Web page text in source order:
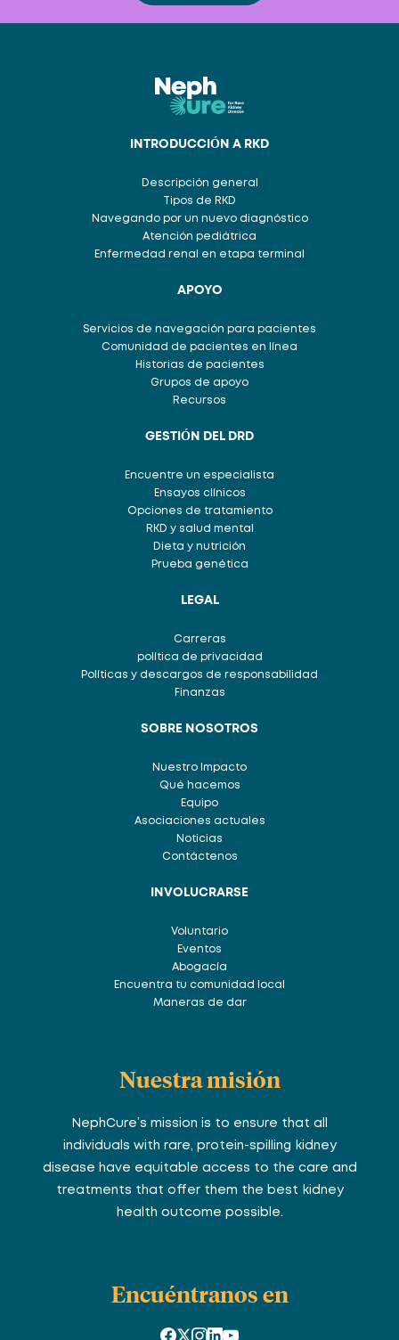
INTRODUCCIÓN A RKD
Descripción general
Tipos de RKD
Navegando por un nuevo diagnóstico
Atención pediátrica
Enfermedad renal en etapa terminal
APOYO
Servicios de navegación para pacientes
Comunidad de pacientes en línea
Historias de pacientes
Grupos de apoyo
Recursos
GESTIÓN DEL DRD
Encuentre un especialista
Ensayos clínicos
Opciones de tratamiento
RKD y salud mental
Dieta y nutrición
Prueba genética
LEGAL
Carreras
política de privacidad
Políticas y descargos de responsabilidad
Finanzas
SOBRE NOSOTROS
Nuestro Impacto
Qué hacemos
Equipo
Asociaciones actuales
Noticias
Contáctenos
INVOLUCRARSE
Voluntario
Eventos
Abogacía
Encuentra tu comunidad local
Maneras de dar
Nuestra misión
NephCure’s mission is to ensure that all
individuals with rare, protein-spilling kidney
disease have equitable access to the care and
treatments that offer them the best kidney
health outcome possible.
Encuéntranos en